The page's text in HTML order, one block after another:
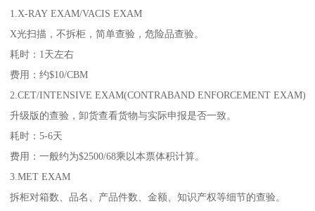
1.X-RAY EXAM/VACIS EXAM
X光扫描，不拆柜，简单查验，危险品查验。
耗时：1天左右
费用：约$10/CBM
2.CET/INTENSIVE EXAM(CONTRABAND ENFORCEMENT EXAM)
升级版的查验，卸货查看货物与实际申报是否一致。
耗时：5-6天
费用：一般约为$2500/68乘以本票体积计算。
3.MET EXAM
拆柜对箱数、品名、产品件数、金额、知识产权等细节的查验。